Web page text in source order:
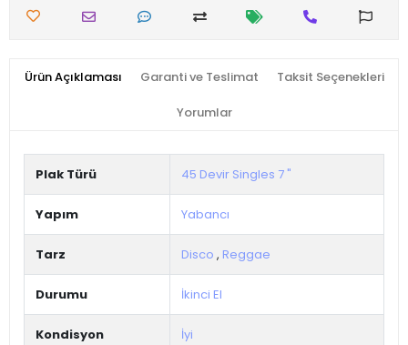
Ürün Açıklaması Garanti ve Teslimat Taksit Seçenekleri
Yorumlar
Plak Türü 45 Devir Singles 7 "
Yapım Yabancı
Tarz Disco , Reggae
Durumu İkinci El
Kondisyon İyi